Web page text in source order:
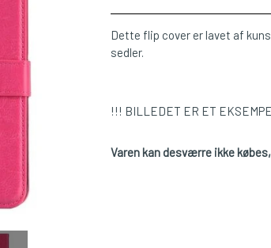
Dette flip cover er lavet af
sedler.
!!! BILLEDET ER ET
Varen kan desværre ikke